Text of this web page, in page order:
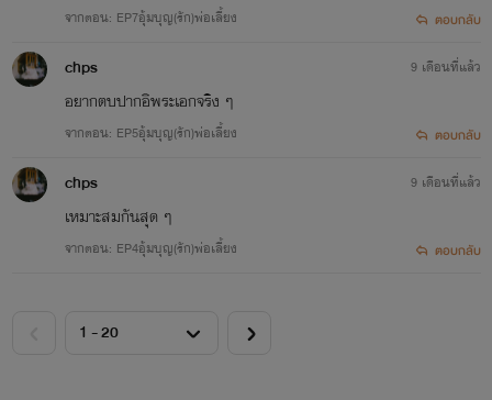
จากตอน: EP7อุ้มบุญ(รัก)พ่อเลี้ยง ตอบกลับ
chps
อยากตบปากอิพระเอกจริง ๆ
จากตอน: EP5อุ้มบุญ(รัก)พ่อเลี้ยง
9 เดือนที่แล้ว
ตอบกลับ
chps
เหมาะสมกันสุด ๆ
จากตอน: EP4อุ้มบุญ(รัก)พ่อเลี้ยง
9 เดือนที่แล้ว
ตอบกลับ